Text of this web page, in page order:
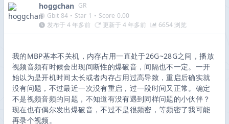
hoggchan GR
Gbit 84 • Star 1 • Score 0.00
发布于 4 年多前
更新于 4 年多前 6654 浏览
我的MBP基本不关机，内存占用一直处于26G~28G之间，播放
视频音频有时候会出现间断性的爆破音，间隔也不一定。一开
始以为是开机时间太长或者内存占用过高导致，重启后确实就
没有问题，不过最近一次没有重启，过一段时间又正常。确定
不是视频音频的问题，不知道有没有遇到同样问题的小伙伴？
现在也有偶尔发出爆破音，不过不是很频密，等频密了我可能
再录个视频。